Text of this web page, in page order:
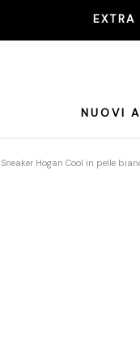
NUOVI
Sneaker Hogan Cool in pelle